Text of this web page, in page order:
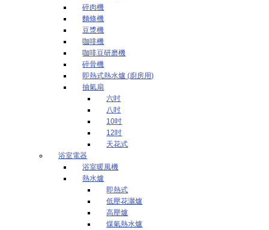
碎肉機
麵條機
豆漿機
咖啡機
咖啡豆研磨機
碎骨機
即熱式熱水爐 (廚房用)
抽氣扇
六吋
八吋
10吋
12吋
天花式
浴室電器
浴室暖風機
熱水爐
即熱式
低壓花灑爐
高壓爐
煤氣熱水爐